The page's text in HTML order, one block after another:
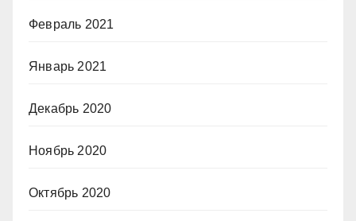
Февраль 2021
Январь 2021
Декабрь 2020
Ноябрь 2020
Октябрь 2020